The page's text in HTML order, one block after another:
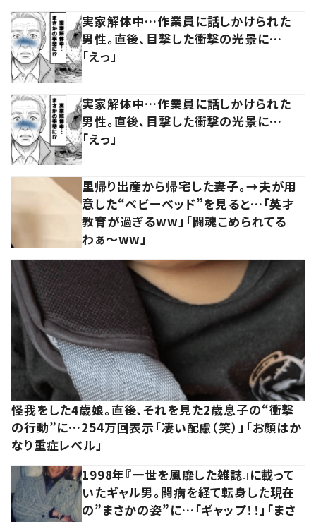
実家解体中…作業員に話しかけられた
男性。直後、目撃した衝撃の光景に…
「えっ」
実家解体中…作業員に話しかけられた
男性。直後、目撃した衝撃の光景に…
「えっ」
里帰り出産から帰宅した妻子。→夫が用
意した“ベビーベッド”を見ると…「英才
教育が過ぎるww」「闘魂こめられてる
わぁ～ww」
怪我をした4歳娘。直後、それを見た2歳息子の“衝撃
の行動”に…254万回表示「凄い配慮（笑）」「お顔はか
なり重症レベル」
1998年『一世を風靡した雑誌』に載って
いたギャル男。闘病を経て転身した現在
の”まさかの姿”に…「ギャップ！！」「まさ